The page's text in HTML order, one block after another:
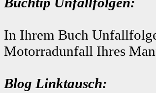
In Ihrem Buch
Motorradunfall Ihres
Blog Linktausch: